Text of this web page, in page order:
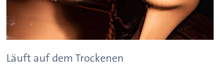
Läuft auf dem Trockenen